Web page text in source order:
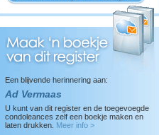
Een blijvende herinnering aan:
Ad Vermaas
U kunt van dit register en de toegevoegde
condoleances zelf een boekje maken en
laten drukken.
Meer info >